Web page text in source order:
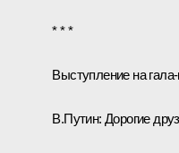
* * *
Выступление на
В.Путин: Дорогие